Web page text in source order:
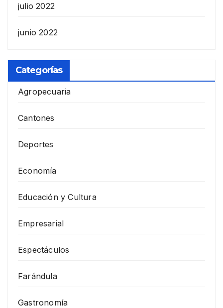
julio 2022
junio 2022
Categorías
Agropecuaria
Cantones
Deportes
Economía
Educación y Cultura
Empresarial
Espectáculos
Farándula
Gastronomía